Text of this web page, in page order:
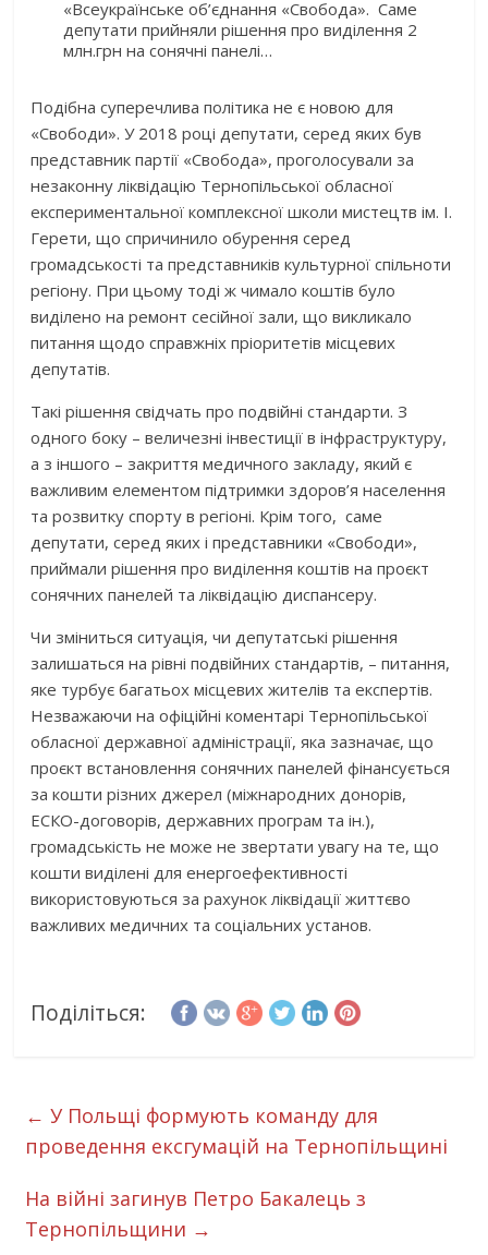
«Всеукраїнське об’єднання «Свобода». Саме
депутати прийняли рішення про виділення 2
млн.грн на сонячні панелі…
Подібна суперечлива політика не є новою для
«Свободи». У 2018 році депутати, серед яких був
представник партії «Свобода», проголосували за
незаконну ліквідацію Тернопільської обласної
експериментальної комплексної школи мистецтв ім. І.
Герети, що спричинило обурення серед
громадськості та представників культурної спільноти
регіону. При цьому тоді ж чимало коштів було
виділено на ремонт сесійної зали, що викликало
питання щодо справжніх пріоритетів місцевих
депутатів.
Такі рішення свідчать про подвійні стандарти. З
одного боку – величезні інвестиції в інфраструктуру,
а з іншого – закриття медичного закладу, який є
важливим елементом підтримки здоров’я населення
та розвитку спорту в регіоні. Крім того, саме
депутати, серед яких і представники «Свободи»,
приймали рішення про виділення коштів на проєкт
сонячних панелей та ліквідацію диспансеру.
Чи зміниться ситуація, чи депутатські рішення
залишаться на рівні подвійних стандартів, – питання,
яке турбує багатьох місцевих жителів та експертів.
Незважаючи на офіційні коментарі Тернопільської
обласної державної адміністрації, яка зазначає, що
проєкт встановлення сонячних панелей фінансується
за кошти різних джерел (міжнародних донорів,
ЕСКО-договорів, державних програм та ін.),
громадськість не може не звертати увагу на те, що
кошти виділені для енергоефективності
використовуються за рахунок ліквідації життєво
важливих медичних та соціальних установ.
Поділіться:
← У Польщі формують команду для
проведення ексгумацій на Тернопільщині
На війні загинув Петро Бакалець з
Тернопільщини →